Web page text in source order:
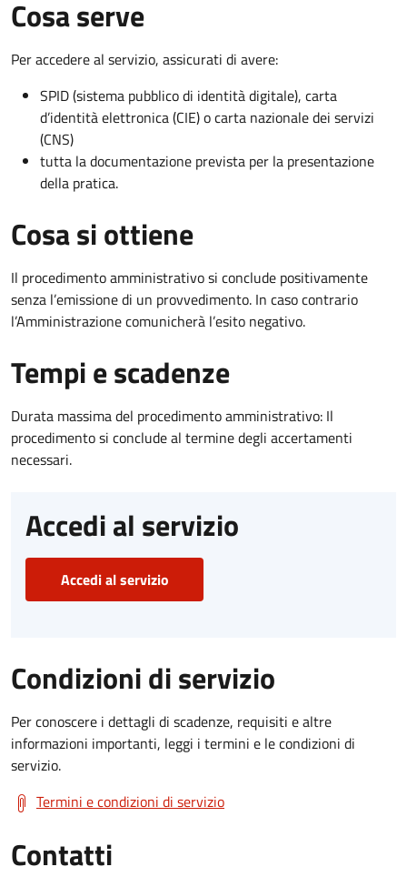
Cosa serve
Per accedere al servizio, assicurati di avere:
SPID (sistema pubblico di identità digitale), carta
d’identità elettronica (CIE) o carta nazionale dei servizi
(CNS)
tutta la documentazione prevista per la presentazione
della pratica.
Cosa si ottiene
Il procedimento amministrativo si conclude positivamente
senza l’emissione di un provvedimento. In caso contrario
l’Amministrazione comunicherà l’esito negativo.
Tempi e scadenze
Durata massima del procedimento amministrativo: Il
procedimento si conclude al termine degli accertamenti
necessari.
Accedi al servizio
Accedi al servizio
Condizioni di servizio
Per conoscere i dettagli di scadenze, requisiti e altre
informazioni importanti, leggi i termini e le condizioni di
servizio.
Termini e condizioni di servizio
Contatti